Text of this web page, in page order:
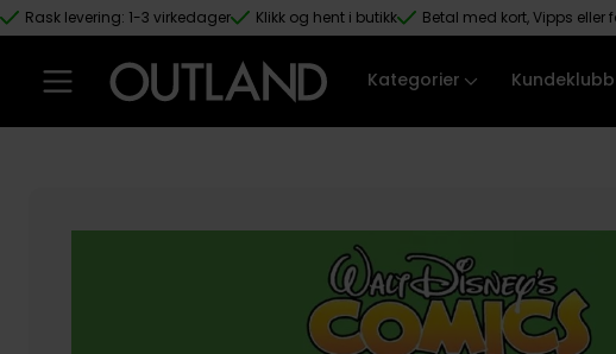
Hopp til hovedinnhold
Rask levering: 1-3 virkedager Klikk og hent i butikk Betal med kort, Vipps eller
Kategorier Kundeklubb